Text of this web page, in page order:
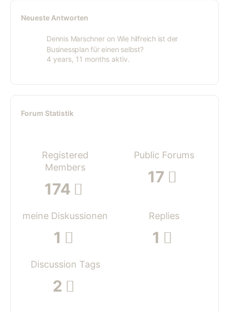
Neueste Antworten
Dennis Marschneron Wie hilfreich ist der
Businessplan für einen selbst?
4 years, 11 months aktiv.
Forum Statistik
Registered
Members
174
Public Forums
17
meine Diskussionen
1
Replies
1
Discussion Tags
2